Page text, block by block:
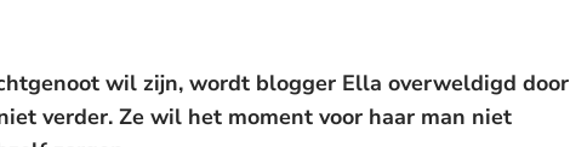
wil zijn, wordt blogger Ella overweldigd door
verder. Ze wil het moment voor haar man niet